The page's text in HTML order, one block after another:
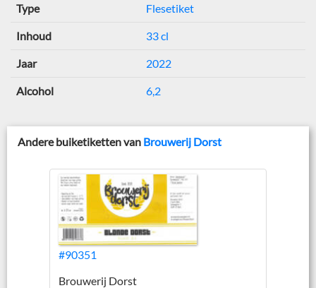
Type Flesetiket
Inhoud 33 cl
Jaar 2022
Alcohol 6,2
Andere buiketiketten van Brouwerij Dorst
#90351
Brouwerij Dorst